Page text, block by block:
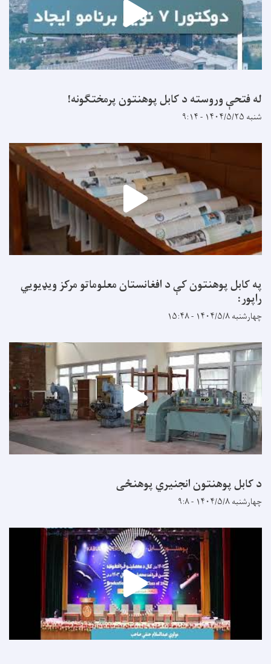
له فتحې وروسته د کابل پوهنتون پرمختګونه!
شنبه ۱۴۰۴/۵/۲۵ - ۹:۱۴
په کابل پوهنتون کې د افغانستان معلوماتو مرکز ویډیويي
راپور:
چهارشنبه ۱۴۰۴/۵/۸ - ۱۵:۴۸
د کابل پوهنتون انجنیري پوهنځی
چهارشنبه ۱۴۰۴/۵/۸ - ۹:۸